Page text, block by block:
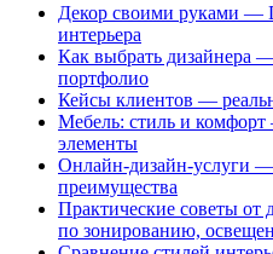
Декор своими руками —
интерьера
Как выбрать дизайнера
портфолио
Кейсы клиентов —
Мебель: стиль и
элементы
Онлайн-дизайн-услуги
преимущества
Практические советы
по зонированию,